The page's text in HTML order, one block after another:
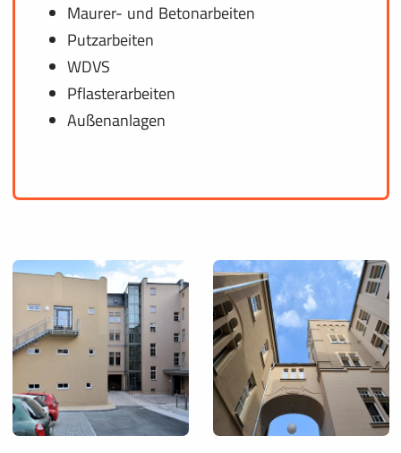
Maurer- und Betonarbeiten
Putzarbeiten
WDVS
Pflasterarbeiten
Außenanlagen